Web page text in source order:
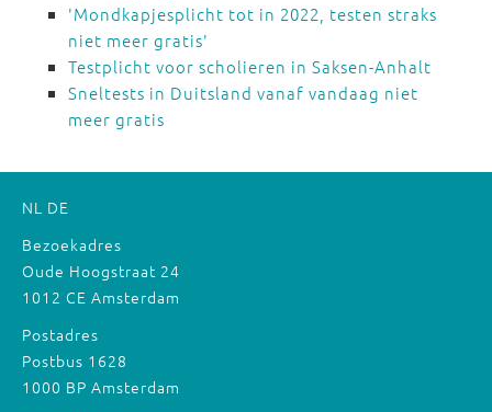
'Mondkapjesplicht tot in 2022, testen straks
niet meer gratis'
Testplicht voor scholieren in Saksen-Anhalt
Sneltests in Duitsland vanaf vandaag niet
meer gratis
NL DE
Bezoekadres
Oude Hoogstraat 24
1012 CE Amsterdam
Postadres
Postbus 1628
1000 BP Amsterdam